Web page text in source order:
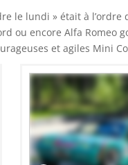
le lundi » était à
ou encore Alfa Romeo
et agiles Mini